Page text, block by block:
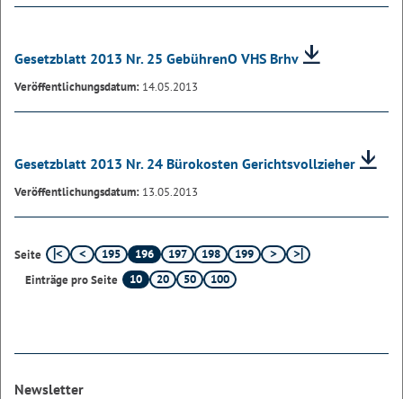
Gesetzblatt 2013 Nr. 25 GebührenO VHS Brhv
Veröffentlichungsdatum: 14.05.2013
Gesetzblatt 2013 Nr. 24 Bürokosten Gerichtsvollzieher
Veröffentlichungsdatum: 13.05.2013
Seite 195 196 197 198
199
Einträge pro Seite
10 20 50 100
Newsletter